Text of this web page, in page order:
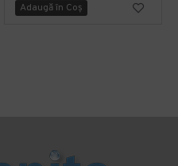
Adaugă în Coş